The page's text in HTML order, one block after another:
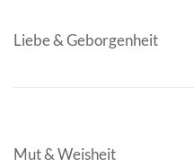
Liebe & Geborgenheit
Mut & Weisheit